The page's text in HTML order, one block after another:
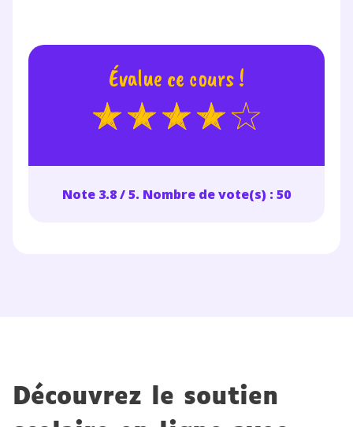
Évalue ce cours !
Note 3.8 / 5. Nombre de vote(s) : 50
Découvrez le soutien